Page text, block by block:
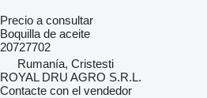
Precio a consultar
Boquilla de aceite
20727702
Rumanía, Cristesti
ROYAL DRU AGRO S.R.L.
Contacte con el vendedor